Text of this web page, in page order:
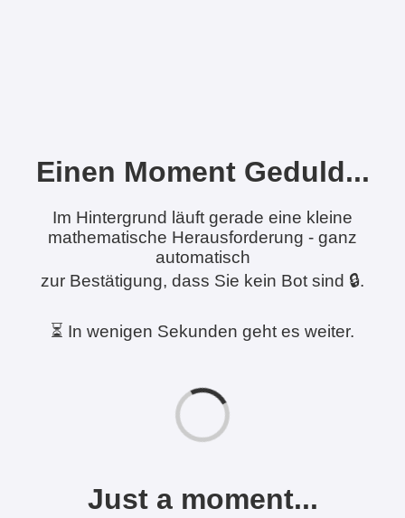
Einen Moment Geduld...
Im Hintergrund läuft gerade eine kleine
mathematische Herausforderung - ganz
automatisch
zur Bestätigung, dass Sie kein Bot sind 🔒.
⏳ In wenigen Sekunden geht es weiter.
Just a moment...